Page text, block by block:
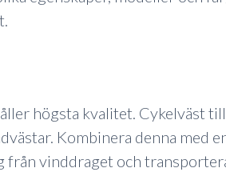
högsta kvalitet. Cykelväst
Kombinera denna med
från vinddraget och